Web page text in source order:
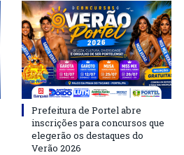
Prefeitura de Portel abre
inscrições para concursos que
elegerão os destaques do
Verão 2026